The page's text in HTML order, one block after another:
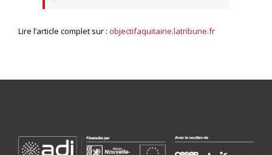
Lire l’article complet sur : objectifaquitaine.latribune.fr